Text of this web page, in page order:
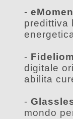
-
predittiva
-
digitale
abilita
-
mondo